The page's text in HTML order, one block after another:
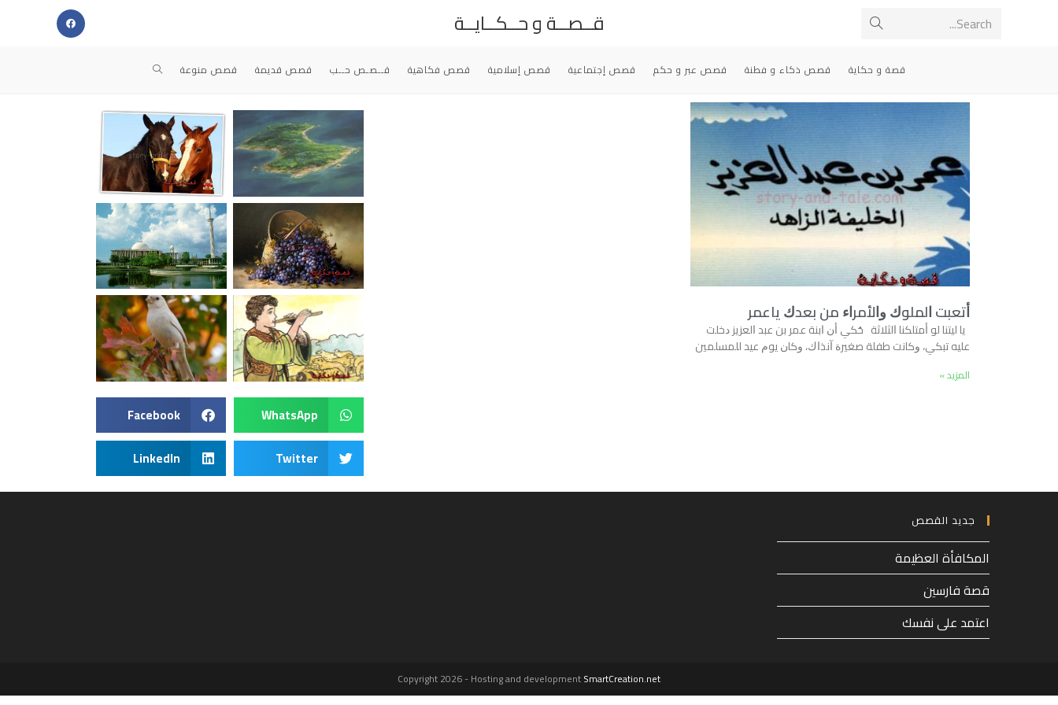
Search... قــصــة و حــكــايــة
قصة و حكاية قصص ذكاء و فطنة قصص عبر و حكم قصص إجتماعية قصص إسلامية قصص فكاهية قــصـص حــب قصص قديمة قصص منوعة
ﺃﺗﻌﺒﺖ ﺍﻟﻤﻠﻮﻙ ﻭﺍﻷﻣﺮﺍﺀ ﻣﻦ ﺑﻌﺪﻙ ﻳﺎﻋﻤﺮ
ﻳﺎ ﻟﻴﺘﻨﺎ ﻟﻮ ﺃﻣﺘﻠﻜﻨﺎ ﺍﻟﺜﻼﺛﺔ ﺣُﻜﻲ ﺃﻥ ﺍﺑﻨﺔ ﻋﻤﺮ ﺑﻦ ﻋﺒﺪ ﺍﻟﻌﺰﻳﺰ ﺩﺧﻠﺖ
ﻋﻠﻴﻪ ﺗﺒﻜﻲ، ﻭﻛﺎﻧﺖ ﻃﻔﻠﺔ ﺻﻐﻴﺮﺓ ﺁﻧﺬﺍﻙ، ﻭﻛﺎﻥ ﻳﻮﻡ ﻋﻴﺪ ﻟﻠﻤﺴﻠﻤﻴﻦ
المزيد »
WhatsApp
Facebook
Twitter
LinkedIn
جديد القصص
المكافأة العظيمة
قصة فارسين
اعتمد على نفسك
Copyright 2026 - Hosting and developmentSmartCreation.net